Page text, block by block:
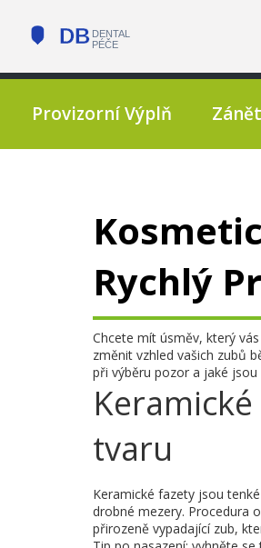
Provizorní Výplň
Rychlý
Chcete mít úsměv, který
změnit vzhled vašich zubů
při výběru pozor a jaké
tvaru
Keramické fazety jsou
drobné mezery. Procedura
přirozeně vypadající zub,